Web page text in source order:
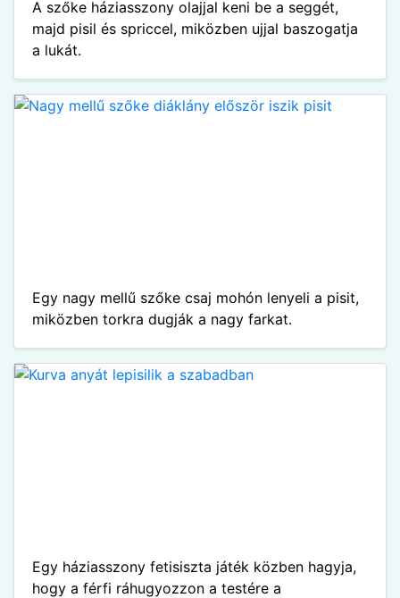
A szőke háziasszony olajjal keni be a seggét,
majd pisil és spriccel, miközben ujjal baszogatja
a lukát.
Egy nagy mellű szőke csaj mohón lenyeli a pisit,
miközben torkra dugják a nagy farkat.
Egy háziasszony fetisiszta játék közben hagyja,
hogy a férfi ráhugyozzon a testére a